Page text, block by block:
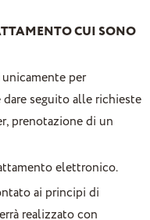
CUI SONO
per
seguito alle richieste
prenotazione di un
elettronico.
ai principi di
realizzato con